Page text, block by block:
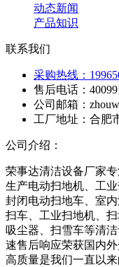
动态新闻
产品知识
联系我们
采购热线：
售后电话：
公司邮箱：
工厂地址：合肥
公司介绍：
荣事达清洁设备厂家
生产电动扫地机、工
封闭电动扫地车、室
扫车、工业扫地机、
吸尘器、扫雪车等清
速售后响应荣获国内
高质量是我们一直以